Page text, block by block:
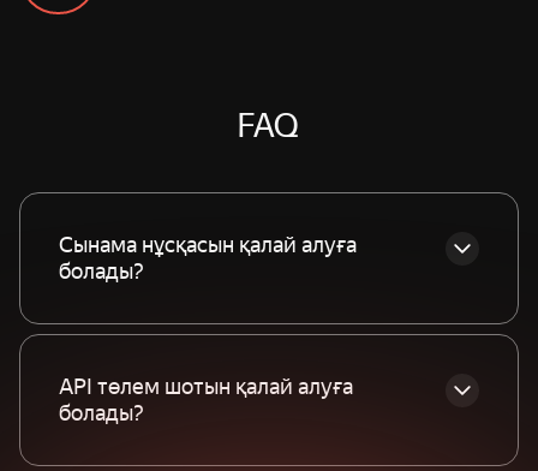
FAQ
Сынама нұсқасын қалай алуға
болады?
тіркеліңіз
API төлем шотын қалай алуға
болады?